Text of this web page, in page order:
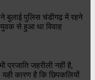
बुलाई पुलिस चंडीगढ़ में रहने
से हुआ था विवाह
प्रजाति जहरीली नहीं है,
कारण है कि छिपकलियों